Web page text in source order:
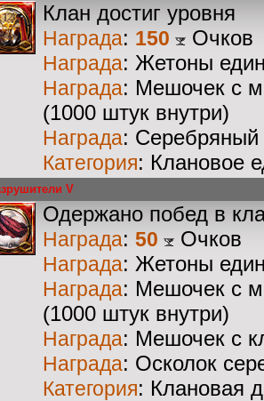
Клан достиг уровня
Награда: 150 Очков
Награда: Жетоны
Награда: Мешочек с
(1000 штук внутри)
Награда: Серебряный
Категория: Клановое
V
Одержано побед в
Награда: 50 Очков
Награда: Жетоны
Награда: Мешочек с
(1000 штук внутри)
Награда: Мешочек с
Награда: Осколок
Категория: Клановая